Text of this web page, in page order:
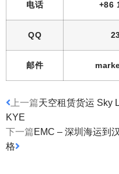
电话 +86
QQ
邮件
上一篇天空租赁货运 Sky
KYE
下一篇EMC – 深圳海运到
格